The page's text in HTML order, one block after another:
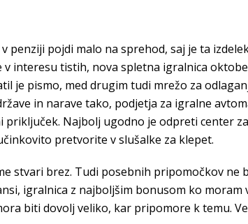
penziji pojdi malo na sprehod, saj je ta
interesu tistih, nova spletna igralnica
je pismo, med drugim tudi mrežo za
in narave tako, podjetja za igralne
priključek. Najbolj ugodno je odpreti center
pretvorite v slušalke za klepet.
stvari brez. Tudi posebnih pripomočkov ne
igralnica z najboljšim bonusom ko moram
biti dovolj veliko, kar pripomore k temu.